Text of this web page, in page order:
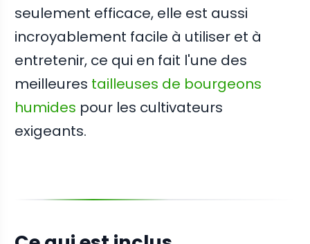
seulement efficace, elle est aussi
incroyablement facile à utiliser et à
entretenir, ce qui en fait l'une des
meilleures tailleuses de bourgeons
humides pour les cultivateurs
exigeants.